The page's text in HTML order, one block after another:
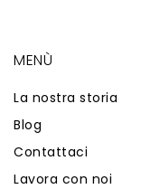
MENÙ
La nostra storia
Blog
Contattaci
Lavora con noi